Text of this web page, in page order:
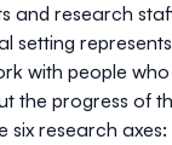
and research
setting
with people
the progress of
six research axes: